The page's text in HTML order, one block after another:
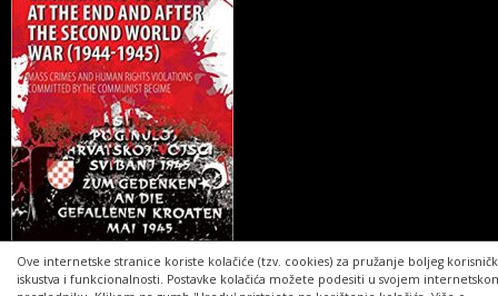
Ove internetske stranice koriste kolačiće (tzv. cookies) za pružanje boljeg
iskustva i funkcionalnosti. Postavke kolačića možete podesiti u svojem